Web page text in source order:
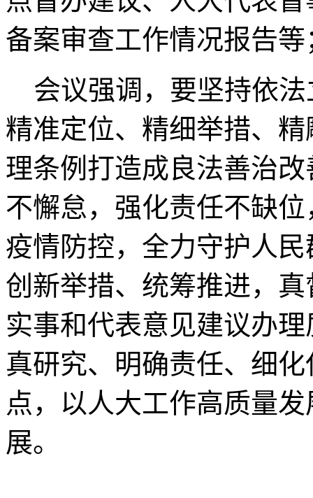
备案审查工作情况报告
会议强调，要坚持依法
精准定位、精细举措、
理条例打造成良法善治
不懈怠，强化责任不缺
疫情防控，全力守护人
创新举措、统筹推进，
实事和代表意见建议办
真研究、明确责任、细
点，以人大工作高质量
展。